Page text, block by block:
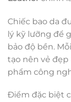
Chiếc bao da
lý kỹ lưỡng để
bảo độ bền.
tạo nên vẻ
phẩm công
Điểm đặc biệt